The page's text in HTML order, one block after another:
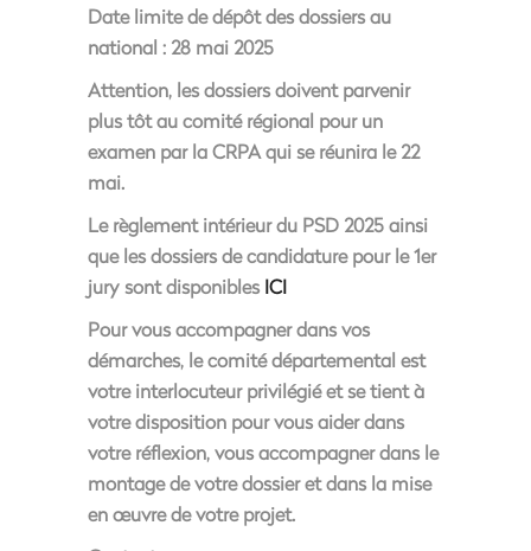
Date limite de dépôt des dossiers au
national : 28 mai 2025
Attention, les dossiers doivent parvenir
plus tôt au comité régional pour un
examen parla CRPAquise réunira le 22
mai.
Le règlement intérieur du PSD 2025 ainsi
que les dossiers de candidature pour le 1er
jury sont disponibles ICI
Pour vous accompagner dans vos
démarches, le comité départemental est
votre interlocuteur privilégié et se tient à
votre disposition pour vous aider dans
votre réflexion, vous accompagner dans le
montage de votre dossier et dans la mise
en œuvre de votre projet.